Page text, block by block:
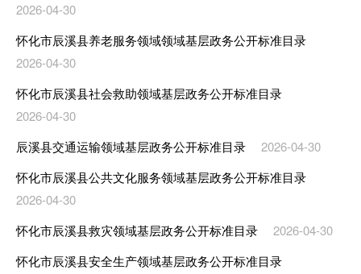
2026-04-30
怀化市辰溪县养老服务领域领域基层政务公开标准目录
2026-04-30
怀化市辰溪县社会救助领域基层政务公开标准目录
2026-04-30
辰溪县交通运输领域基层政务公开标准目录
2026-04-30
怀化市辰溪县公共文化服务领域基层政务公开标准目录
2026-04-30
怀化市辰溪县救灾领域基层政务公开标准目录
2026-04-30
怀化市辰溪县安全生产领域基层政务公开标准目录